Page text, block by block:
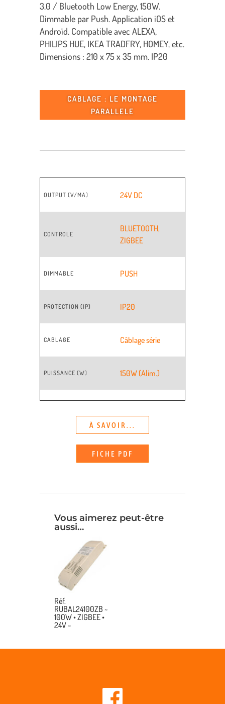
3.0 / Bluetooth Low Energy, 150W.
Dimmable par Push. Application iOS et
Androïd. Compatible avec ALEXA,
PHILIPS HUE, IKEA TRADFRY, HOMEY, etc.
Dimensions : 210 x 75 x 35 mm. IP20
CABLAGE : LE MONTAGE
PARALLELE
OUTPUT (V/MA) 24V DC
CONTROLE
BLUETOOTH,
ZIGBEE
DIMMABLE PUSH
PROTECTION (IP) IP20
CABLAGE Câblage série
PUISSANCE (W) 150W (Alim.)
À SAVOIR...
FICHE PDF
Vous aimerez peut-être
aussi…
Réf.
RUBAL24100ZB ~
100W • ZIGBEE •
24V ~